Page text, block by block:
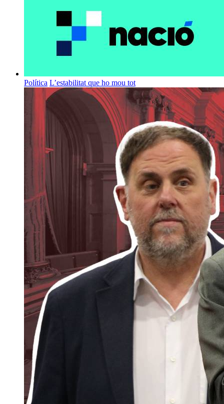
Política L’estabilitat que ho mou tot